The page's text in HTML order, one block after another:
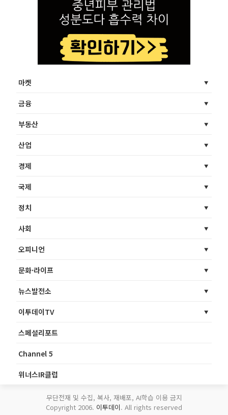
마켓
금융
부동산
산업
경제
국제
정치
사회
오피니언
문화·라이프
뉴스발전소
이투데이TV
스페셜리포트
Channel 5
위너스IR클럽
무단전재 및 수집, 복사, 재배포, AI학습 이용 금지
Copyright 2006. 이투데이. All rights reserved